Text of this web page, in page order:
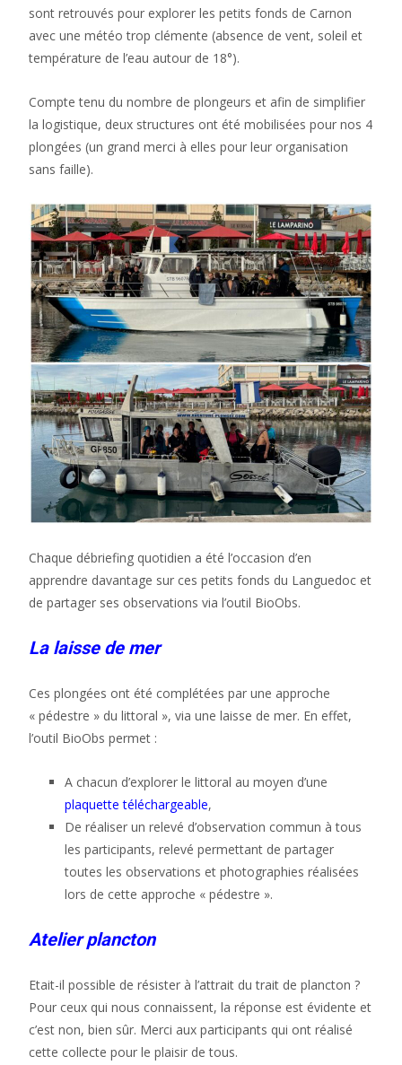
sont retrouvés pour explorer les petits fonds de Carnon
avec une météo trop clémente (absence de vent, soleil et
température de l’eau autour de 18°).
Compte tenu du nombre de plongeurs et afin de simplifier
la logistique, deux structures ont été mobilisées pour nos 4
plongées (un grand merci à elles pour leur organisation
sans faille).
Chaque débriefing quotidien a été l’occasion d’en
apprendre davantage sur ces petits fonds du Languedoc et
de partager ses observations via l’outil BioObs.
La laisse de mer
Ces plongées ont été complétées par une approche
« pédestre » du littoral », via une laisse de mer. En effet,
l’outil BioObs permet :
A chacun d’explorer le littoral au moyen d’une
plaquette téléchargeable,
De réaliser un relevé d’observation commun à tous
les participants, relevé permettant de partager
toutes les observations et photographies réalisées
lors de cette approche « pédestre ».
Atelier plancton
Etait-il possible de résister à l’attrait du trait de plancton ?
Pour ceux qui nous connaissent, la réponse est évidente et
c’est non, bien sûr. Merci aux participants qui ont réalisé
cette collecte pour le plaisir de tous.